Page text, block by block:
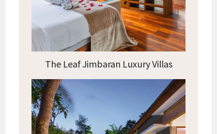
The Leaf Jimbaran Luxury Villas